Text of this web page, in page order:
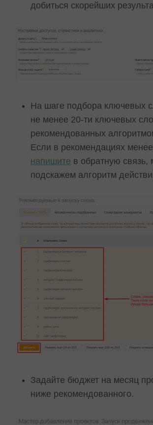
добиться скорейших
На шаге подбора ключевых
не менее 20-ти ключевых
рекомендованных
Если в рекомендациях
напишите в обратную связь,
подскажем алгоритм
Задайте бюджет на месяц
ниже рекомендованного.